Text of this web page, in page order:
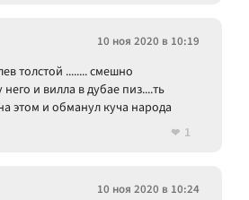
10 ноя 2020 в 10:19
толстой ........ смешно
него и вилла в дубае пиз....ть
этом и обманул куча народа
1
10 ноя 2020 в 10:24